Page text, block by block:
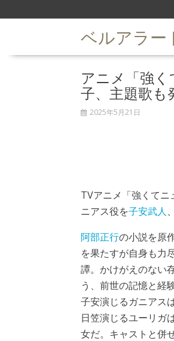
k
ベルアラー
アニメ「強
子、主題歌も
2025年5月21日
TVアニメ「強くて
ニアス役を子安武人
阿部正行の小説を原
を果たすが自身も力
譚。かけがえのない
う、前世の記憶と経
子安演じるガニアス
日笠演じるユーリガ
女だ。キャストと併